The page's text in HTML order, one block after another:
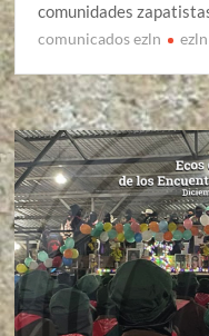
comunidades
comunicados ezln ezln